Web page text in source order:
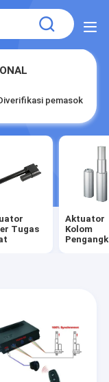
pemasok
Tugas
Aktuator
Kolom